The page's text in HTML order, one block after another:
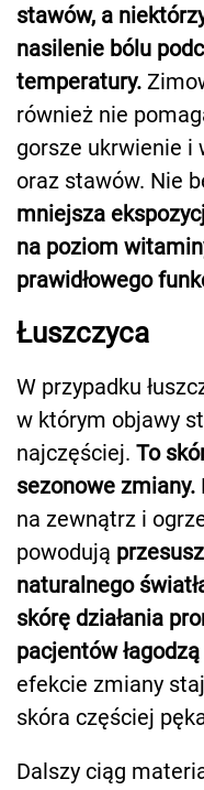
stawów, a
nasilenie bólu
temperatury.
również nie
gorsze ukrwienie i
oraz stawów. Nie
mniejsza
na poziom
prawidłowego
Łuszczyca
W przypadku
w którym objawy
najczęściej. To
sezonowe zmiany.
na zewnątrz i
powodują
naturalnego
skórę działania
pacjentów
efekcie zmiany
skóra częściej
Dalszy ciąg